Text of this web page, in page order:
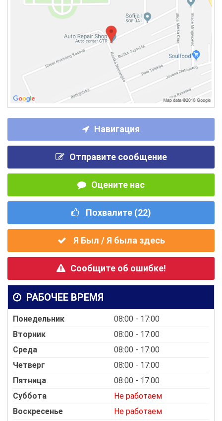
Навигация
Отправите сообщение
Оцените нас
Похвалите (22)
Я Был / Я была здесь
Сообщите об ошибке!
РАБОЧЕЕ ВРЕМЯ
Понедельник
08:00 - 17:00
Вторник
08:00 - 17:00
Среда
08:00 - 17:00
Четверг
08:00 - 17:00
Пятница
08:00 - 17:00
Суббота
Не работаем
Воскресенье
Не работаем